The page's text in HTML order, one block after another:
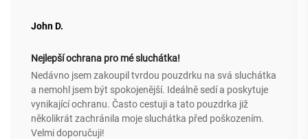
John D.
Nejlepší ochrana pro mé sluchátka!
Nedávno jsem zakoupil tvrdou pouzdrku na svá sluchátka
a nemohl jsem být spokojenější. Ideálně sedí a poskytuje
vynikající ochranu. Často cestuji a tato pouzdrka již
několikrát zachránila moje sluchátka před poškozením.
Velmi doporučuji!